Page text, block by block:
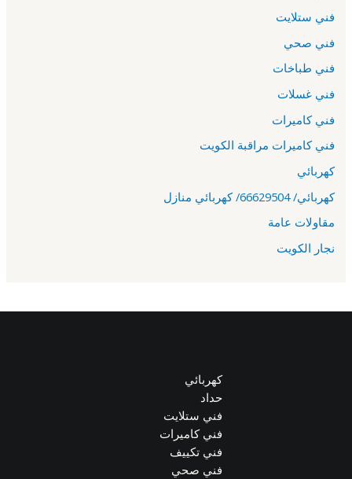
فني ستلايت
فني صحي
فني طباخات
فني غسلات
فني كاميرات
فني كاميرات مراقبة الكويت
كهربائي
كهربائي/ 66629504/ كهربائي منازل
مقاولات عامة
نجار الكويت
كهربائي
حداد
فني ستلايت
فني كاميرات
فني تكييف
فني صحي